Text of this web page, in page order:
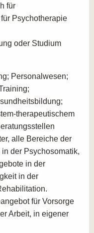
für
Psychotherapie
oder Studium
Personalwesen;
therapeutischem
alle Bereiche der
der Psychosomatik,
in der
in der
für Vorsorge
Arbeit, in eigener